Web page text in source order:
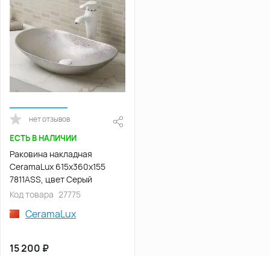
нет отзывов
ЕСТЬ В НАЛИЧИИ
Раковина накладная
CeramaLux 615х360х155
7811АSS, цвет Серый
Код товара 27775
CeramaLux
15 200 ₽